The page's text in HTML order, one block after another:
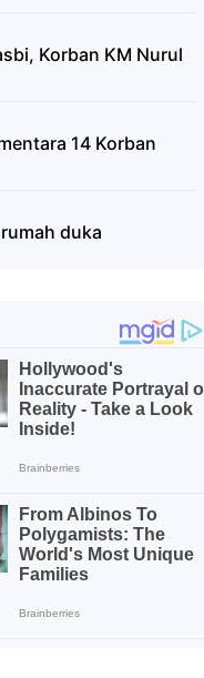
Korban KM Nurul
14 Korban
duka